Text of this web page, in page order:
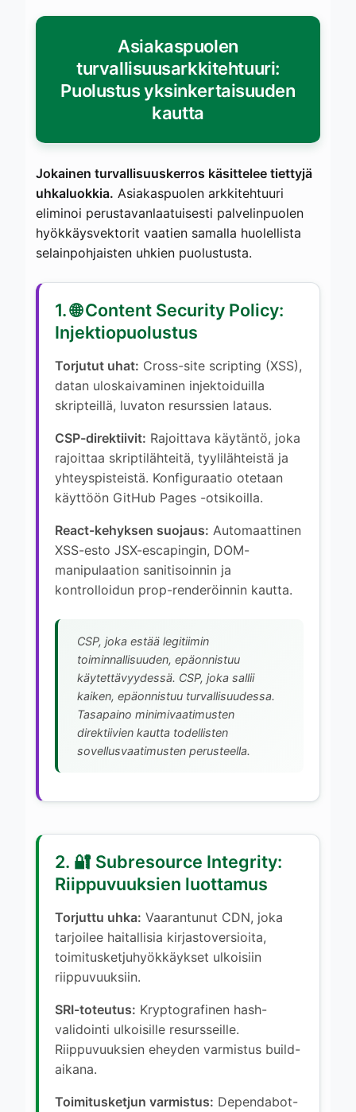
Asiakaspuolen
turvallisuusarkkitehtuuri:
Puolustus yksinkertaisuuden
kautta
Jokainen turvallisuuskerros käsittelee tiettyjä
uhkaluokkia. Asiakaspuolen arkkitehtuuri
eliminoi perustavanlaatuisesti palvelinpuolen
hyökkäysvektorit vaatien samalla huolellista
selainpohjaisten uhkien puolustusta.
1. 🌐 Content Security Policy:
Injektiopuolustus
Torjutut uhat: Cross-site scripting (XSS),
datan uloskaivaminen injektoiduilla
skripteillä, luvaton resurssien lataus.
CSP-direktiivit: Rajoittava käytäntö, joka
rajoittaa skriptilähteitä, tyylilähteistä ja
yhteyspisteistä. Konfiguraatio otetaan
käyttöön GitHub Pages -otsikoilla.
React-kehyksen suojaus: Automaattinen
XSS-esto JSX-escapingin, DOM-
manipulaation sanitisoinnin ja
kontrolloidun prop-renderöinnin kautta.
CSP, joka estää legitiimin
toiminnallisuuden, epäonnistuu
käytettävyydessä. CSP, joka sallii
kaiken, epäonnistuu turvallisuudessa.
Tasapaino minimivaatimusten
direktiivien kautta todellisten
sovellusvaatimusten perusteella.
2. 🔐 Subresource Integrity:
Riippuvuuksien luottamus
Torjuttu uhka: Vaarantunut CDN, joka
tarjoilee haitallisia kirjastoversioita,
toimitusketjuhyökkäykset ulkoisiin
riippuvuuksiin.
SRI-toteutus: Kryptografinen hash-
validointi ulkoisille resursseille.
Riippuvuuksien eheyden varmistus build-
aikana.
Toimitusketjun varmistus: Dependabot-